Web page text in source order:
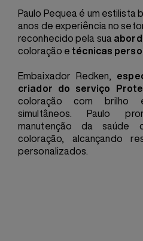
Paulo Pequea é um estilista
anos de experiência no
reconhecido pela sua
coloração e técnicas
Embaixador Redken,
criador do serviço
coloração com brilho
simultâneos. Paulo
manutenção da saúde
coloração, alcançando
personalizados.